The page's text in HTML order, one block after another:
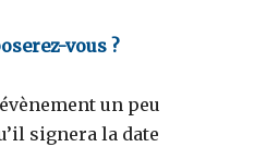
vous ?
un peu
signera la date